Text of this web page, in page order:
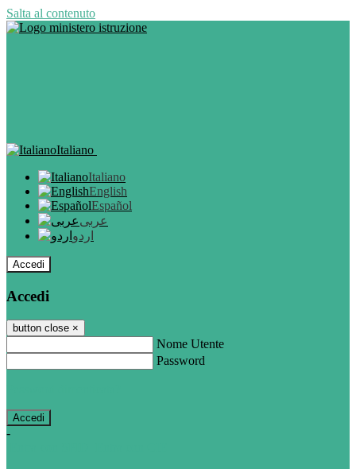
Salta al contenuto
Italiano
Italiano
English
Español
عربى
اردو
Accedi
Accedi
button close ×
Nome Utente
Password
-